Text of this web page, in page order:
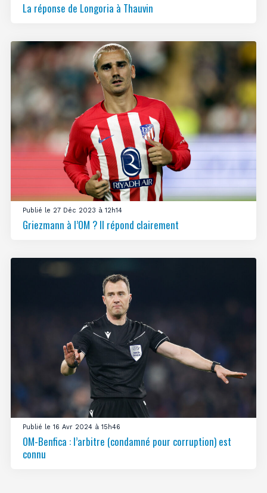
La réponse de Longoria à Thauvin
Publié le 27 Déc 2023 à 12h14
Griezmann à l’OM ? Il répond clairement
Publié le 16 Avr 2024 à 15h46
OM-Benfica : l’arbitre (condamné pour corruption) est
connu